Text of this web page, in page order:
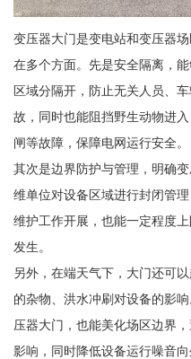
变压器大门是变电站和变压器
在多个方面。先是安全隔离，
区域分隔开，防止无关人员、
故，同时也能阻挡野生动物进
闸等故障，保障电网运行安全。
其次是边界防护与管理，明确
维单位对设备区域进行封闭管
维护工作开展，也能一定程度
发生。
另外，在端天气下，大门还可
的杂物、洪水冲刷对设备的影
压器大门，也能美化场区边界
影响，同时降低设备运行噪音